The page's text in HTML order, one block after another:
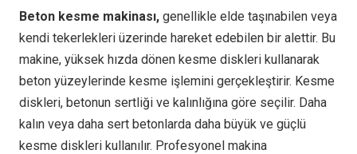
Beton kesme makinası, genellikle elde taşınabilen veya
kendi tekerlekleri üzerinde hareket edebilen bir alettir. Bu
makine, yüksek hızda dönen kesme diskleri kullanarak
beton yüzeylerinde kesme işlemini gerçekleştirir. Kesme
diskleri, betonun sertliği ve kalınlığına göre seçilir. Daha
kalın veya daha sert betonlarda daha büyük ve güçlü
kesme diskleri kullanılır. Profesyonel makina